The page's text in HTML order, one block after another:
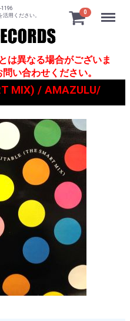
用ください。
0 Menu
は異なる場合がございま
い合わせください。
MIX) / AMAZULU/